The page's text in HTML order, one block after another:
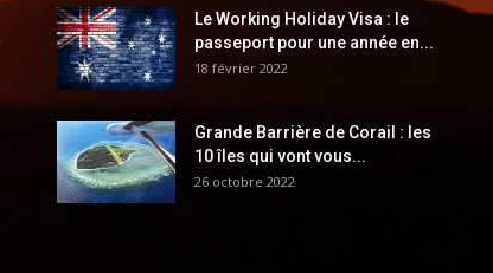
Le Working Holiday Visa : le
passeport pour une année en...
18 février 2022
Grande Barrière de Corail : les
10 îles qui vont vous...
26 octobre 2022